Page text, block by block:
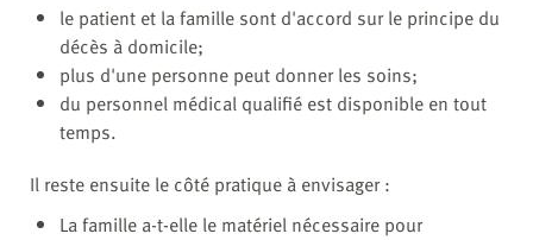
le patient et la famille sont d'accord sur le principe du
décès à domicile;
plus d'une personne peut donner les soins;
du personnel médical qualifié est disponible en tout
temps.
Il reste ensuite le côté pratique à envisager :
La famille a-t-elle le matériel nécessaire pour